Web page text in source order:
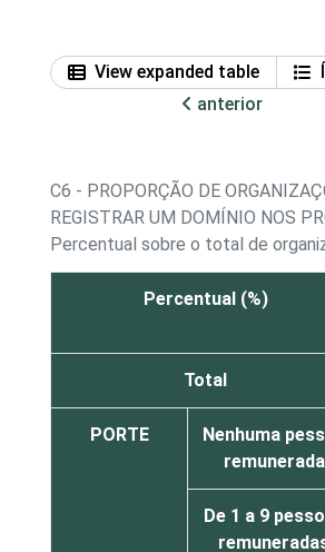
View expanded table
anterior
C6 - PROPORÇÃO DE
REGISTRAR UM DOMÍNIO NOS
Percentual sobre o total de
Percentual (%)
Total
PORTE
Nenhuma
remunerada
De 1 a 9